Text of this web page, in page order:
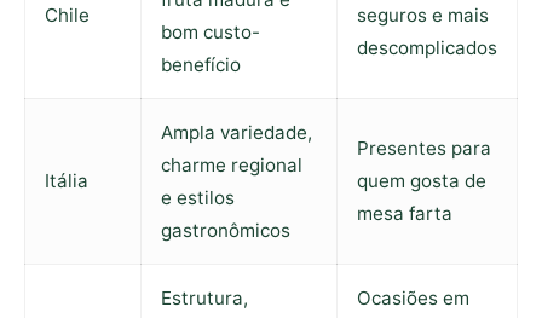
Chile
bom custo-
benefício
seguros e mais
descomplicados
Itália
Ampla variedade,
charme regional
e estilos
gastronômicos
Presentes para
quem gosta de
mesa farta
Estrutura,
Ocasiões em